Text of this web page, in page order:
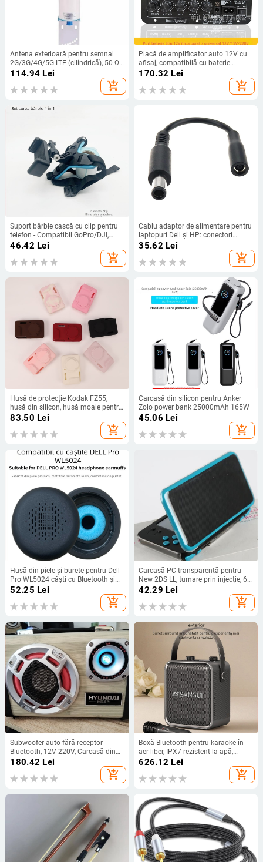
Antena exterioară pentru semnal
2G/3G/4G/5G LTE (cilindrică), 50 Ω,
12 dBi, SWR ≤ 1.8
114.94 Lei
add_shopping_cart
Placă de amplificator auto 12V cu
afișaj, compatibilă cu baterie
reîncărcabilă, modul Bluetooth
170.32 Lei
add_shopping_cart
Suport bărbie cască cu clip pentru
telefon - Compatibil GoPro/DJI,
PP+TPE, Model GR19
46.42 Lei
add_shopping_cart
Cablu adaptor de alimentare pentru
laptopuri Dell și HP: conectori
7.4x5.0 mm masculin la 4.5x3.0
mm feminin, OEM, marcă YL, model
4530F la 7450M
35.62 Lei
add_shopping_cart
Husă de protecție Kodak FZ55,
husă din silicon, husă moale pentru
cameră digitală CCD portabilă
83.50 Lei
add_shopping_cart
Carcasă din silicon pentru Anker
Zolo power bank 25000mAh 165W
45.06 Lei
add_shopping_cart
Husă din piele și burete pentru Dell
Pro WL5024 căști cu Bluetooth și
anulare a zgomotului
52.25 Lei
add_shopping_cart
Carcasă PC transparentă pentru
New 2DS LL, turnare prin injecție, 60
g, origine Huizhou
42.29 Lei
add_shopping_cart
Subwoofer auto fără receptor
Bluetooth, 12V-220V, Carcasă din
aliaj de aluminiu, IPX4, 40Hz-
încorporată 1200-2000mAh, SY-31
180.42 Lei
add_shopping_cart
Boxă Bluetooth pentru karaoke în
aer liber, IPX7 rezistent la apă,
baterie încorporată 6000mAh, 50W
626.12 Lei
add_shopping_cart